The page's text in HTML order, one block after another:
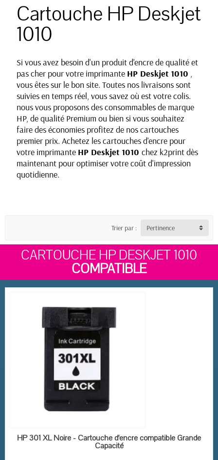
Cartouche HP Deskjet
1010
Si vous avez besoin d'un produit d'encre de qualité et
pas cher pour votre imprimante HP Deskjet 1010 ,
vous êtes sur le bon site. Toutes nos livraisons sont
suivies en temps réel, vous savez où est votre colis.
nous vous proposons des consommables de marque
HP, de qualité Premium ou bien si vous souhaitez
faire des économies profitez de nos cartouches
premier prix. Achetez les cartouches d'encre pour
votre imprimante HP Deskjet 1010 chez k2print dès
maintenant pour optimiser votre coût d'impression
quotidienne.
Trier par : Pertinence
CARTOUCHE HP DESKJET 1010
COMPATIBLE
EN STOCK
HP 301 XL Noire - Cartouche d'encre compatible Grande
Capacité